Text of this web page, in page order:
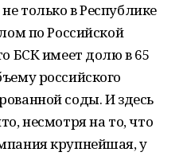
только в Республике
по Российской
БСК имеет долю в 65
российского
соды. И здесь
несмотря на то, что
крупнейшая, у